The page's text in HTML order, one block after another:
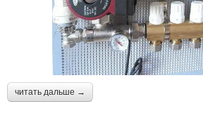
читать дальше →